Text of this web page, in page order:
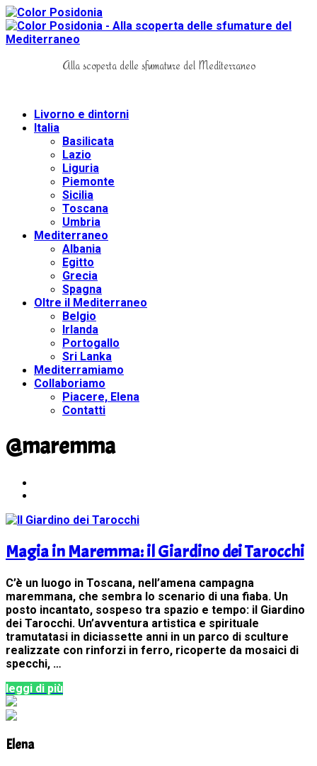
Alla scoperta delle sfumature del Mediterraneo
Livorno e dintorni
Italia
Basilicata
Lazio
Liguria
Piemonte
Sicilia
Toscana
Umbria
Mediterraneo
Albania
Egitto
Grecia
Spagna
Oltre il Mediterraneo
Belgio
Irlanda
Portogallo
Sri Lanka
Mediterramiamo
Collaboriamo
Piacere, Elena
Contatti
@maremma
Magia in Maremma: il Giardino dei Tarocchi
C’è un luogo in Toscana, nell’amena campagna
maremmana, che sembra lo scenario di una fiaba. Un
posto incantato, sospeso tra spazio e tempo: il Giardino
dei Tarocchi. Un’avventura artistica e spirituale
tramutatasi in diciassette anni in un parco di sculture
realizzate con rinforzi in ferro, ricoperte da mosaici di
specchi, …
leggi di più
Elena